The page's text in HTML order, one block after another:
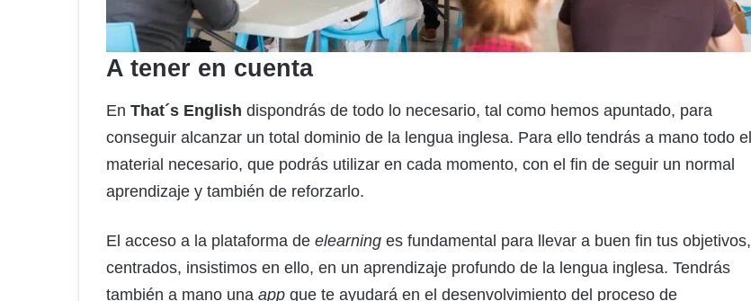
A tener en cuenta
En That´s English dispondrás de todo lo necesario, tal como hemos apuntado, para
conseguir alcanzar un total dominio de la lengua inglesa. Para ello tendrás a mano todo el
material necesario, que podrás utilizar en cada momento, con el fin de seguir un normal
aprendizaje y también de reforzarlo.
El acceso a la plataforma de elearning es fundamental para llevar a buen fin tus objetivos,
centrados, insistimos en ello, en un aprendizaje profundo de la lengua inglesa. Tendrás
también a mano una app que te ayudará en el desenvolvimiento del proceso de